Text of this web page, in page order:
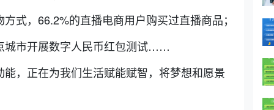
式，66.2%的直播电商用户购买过直播商品；
城市开展数字人民币红包测试……
，正在为我们生活赋能赋智，将梦想和愿景